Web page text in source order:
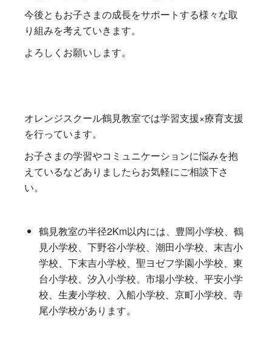
今後ともお子さまの成長をサポートする様々な取
り組みを考えていきます。
よろしくお願いします。
オレンジスクール鶴見教室では学習支援×療育支援
を行っています。
お子さまの学習やコミュニケーションに悩みを抱
えているなどありましたらお気軽にご相談下さ
い。
鶴見教室の半径2Km以内には、豊岡小学校、鶴
見小学校、下野谷小学校、潮田小学校、末吉小
学校、下末吉小学校、聖ヨゼフ学園小学校、東
台小学校、汐入小学校、市場小学校、平安小学
校、生麦小学校、入船小学校、京町小学校、寺
尾小学校があります。